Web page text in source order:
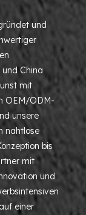
und
China
mit
OEM/ODM-
unsere
nahtlose
bis
mit
und
einer